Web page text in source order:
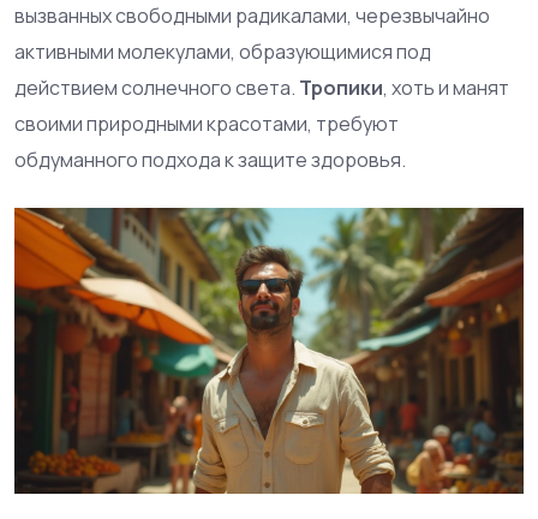
вызванных свободными радикалами, черезвычайно
активными молекулами, образующимися под
действием солнечного света. Тропики, хоть и манят
своими природными красотами, требуют
обдуманного подхода к защите здоровья.